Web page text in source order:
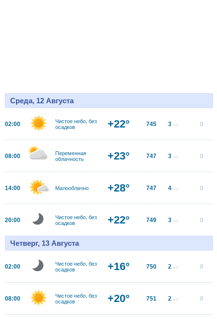
Среда, 12 Августа
02:00
Чистое небо, без
осадков
+22° 745 3 м/с 0
08:00
Переменная
облачность
+23° 747 3 м/с 0
14:00 Малооблачно +28° 747 4 м/с 0
20:00
Чистое небо, без
осадков
+22° 749 3 м/с 0
Четверг, 13 Августа
02:00
Чистое небо, без
осадков
+16° 750 2 м/с 0
08:00
Чистое небо, без
осадков
+20° 751 2 м/с 0